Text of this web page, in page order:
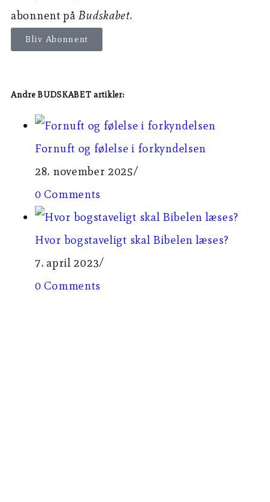
abonnent påBudskabet.
Bliv Abonnent
Andre BUDSKABET artikler:
Fornuft og følelse i forkyndelsen
28. november 2025/
0 Comments
Hvor bogstaveligt skal Bibelen læses?
7. april 2023/
0 Comments